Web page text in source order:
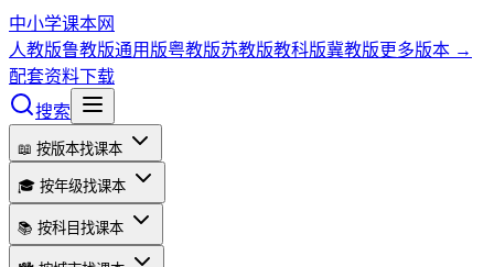
中小学课本网
人教版鲁教版通用版粤教版苏教版教科版冀教版更多版本 →
配套资料下载
搜索
📖 按版本找课本
🎓 按年级找课本
📚 按科目找课本